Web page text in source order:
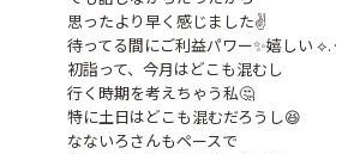
思ったより早く感じました✌️
待ってる間にご利益パワー︎︎✨嬉しい ⟡.·
初詣って、今月はどこも混むし
行く時期を考えちゃう私🤔
特に土日はどこも混むだろうし😆
なないろさんもペースで